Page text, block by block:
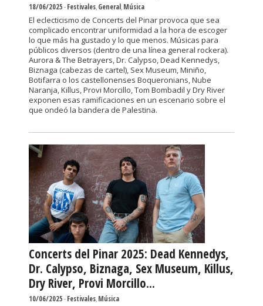
18/06/2025-Festivales,General,Música
El eclecticismo de Concerts del Pinar provoca que sea
complicado encontrar uniformidad a la hora de escoger
lo que más ha gustado y lo que menos. Músicas para
públicos diversos (dentro de una línea general rockera).
Aurora & The Betrayers, Dr. Calypso, Dead Kennedys,
Biznaga (cabezas de cartel), Sex Museum, Miniño,
Botifarra o los castellonenses Boqueronians, Nube
Naranja, Killus, Provi Morcillo, Tom Bombadil y Dry River
exponen esas ramificaciones en un escenario sobre el
que ondeó la bandera de Palestina.
Concerts del Pinar 2025: Dead Kennedys,
Dr. Calypso, Biznaga, Sex Museum, Killus,
Dry River, Provi Morcillo...
10/06/2025-Festivales,Música